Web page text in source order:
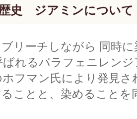
史 ジアミンについて
リーチしながら 同時
ばれるパラフェニレン
ホフマン氏により発見さ
ことと、染めることを